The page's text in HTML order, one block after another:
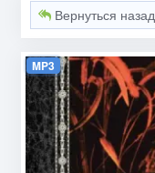
Вернуться назад
MP3